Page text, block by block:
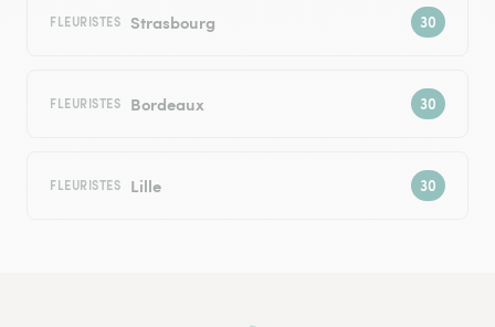
FLEURISTES Strasbourg
FLEURISTES Bordeaux
FLEURISTES Lille